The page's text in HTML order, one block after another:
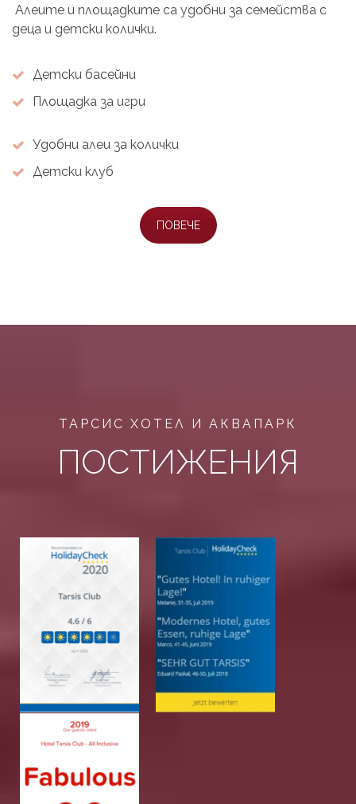
Алеите и площадките са удобни за семейства с
деца и детски колички.
Детски басейни
Площадка за игри
Удобни алеи за колички
Детски клуб
ПОВЕЧЕ
ТАРСИС ХОТЕЛ И АКВАПАРК
ПОСТИЖЕНИЯ